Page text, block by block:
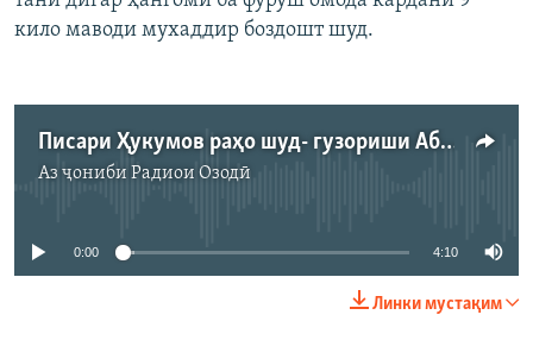
кило маводи мухаддир боздошт шуд.
Писари Ҳукумов раҳо шуд- гузориши Абдуқаюми Қаюмзод
Аз ҷониби Радиои Озодӣ
Феълан кор намекунад
0:00 4:10
Линки мустақим